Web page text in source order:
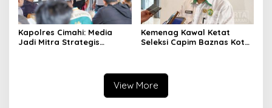
Kapolres Cimahi: Media
Jadi Mitra Strategis
Kemenag Kawal Ketat
Seleksi Capim Baznas Kota
View More